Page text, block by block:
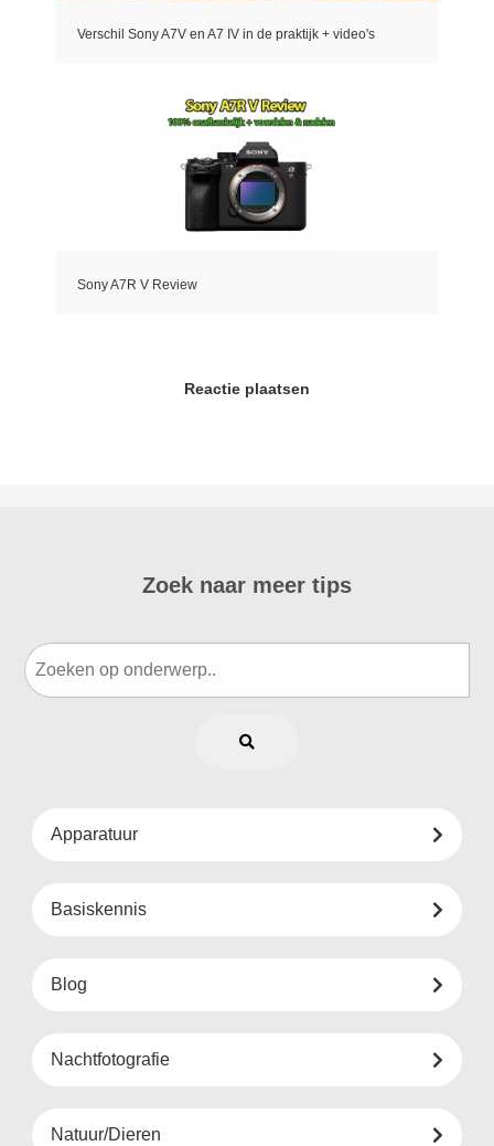
Verschil Sony A7V en A7 IV in de praktijk + video's
Sony A7R V Review
Reactie plaatsen
Zoek naar meer tips
Apparatuur
Basiskennis
Blog
Nachtfotografie
Natuur/Dieren